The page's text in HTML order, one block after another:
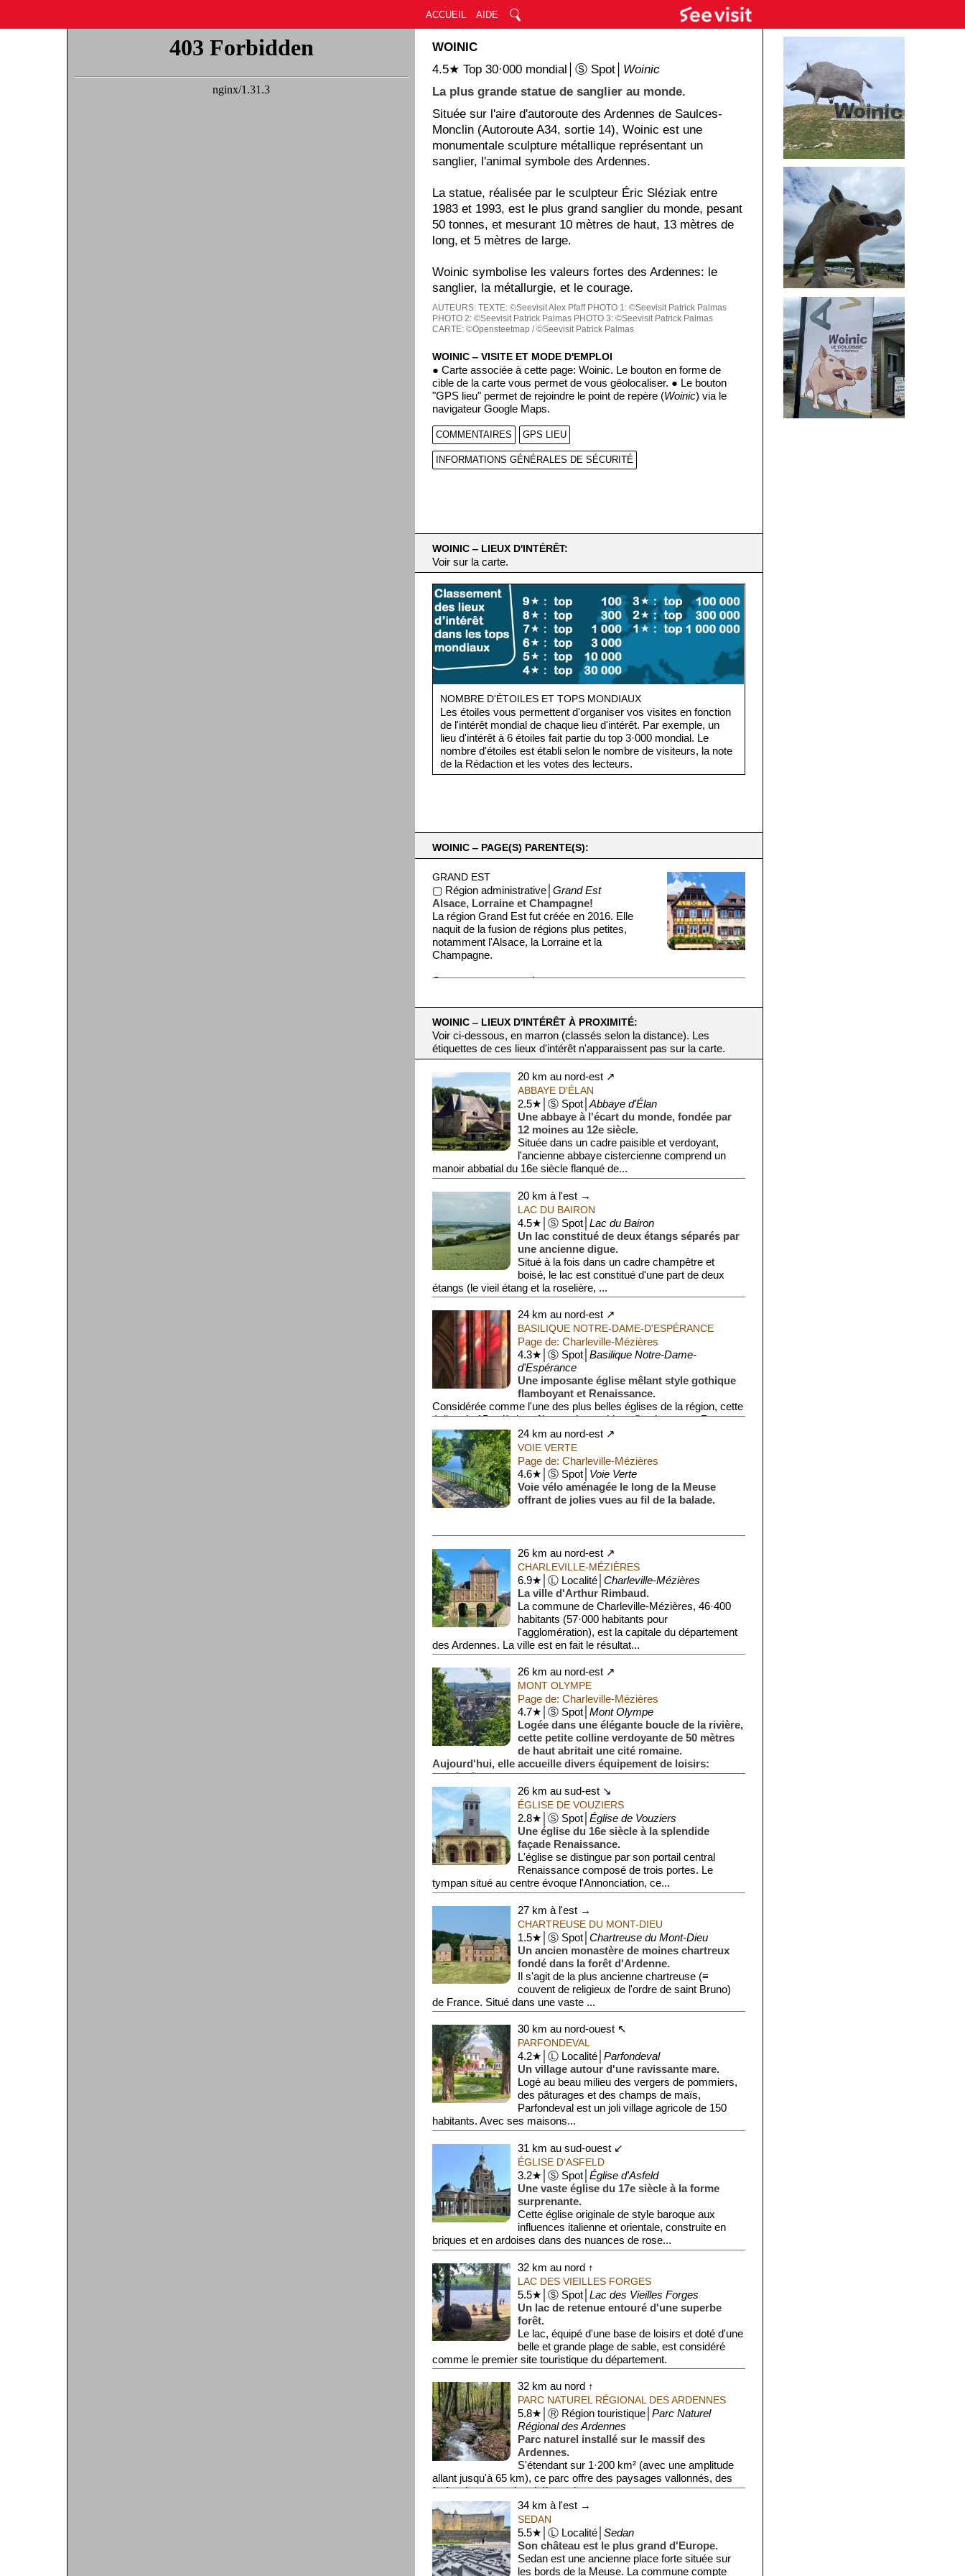
ACCUEIL AIDE
WOINIC
4.5★ Top 30·000 mondial│Ⓢ Spot│ Woinic
La plus grande statue de sanglier au monde.
Située sur l'aire d'autoroute des Ardennes de Saulces-
Monclin (Autoroute A34, sortie 14), Woinic est une
monumentale sculpture métallique représentant un
sanglier, l'animal symbole des Ardennes.
La statue, réalisée par le sculpteur Éric Sléziak entre
1983 et 1993, est le plus grand sanglier du monde, pesant
50 tonnes, et mesurant 10 mètres de haut, 13 mètres de
long, et 5 mètres de large.
Woinic symbolise les valeurs fortes des Ardennes: le
sanglier, la métallurgie, et le courage.
AUTEURS:TEXTE: ©Seevisit Alex Pfaff PHOTO 1: ©Seevisit Patrick Palmas
PHOTO 2: ©Seevisit Patrick Palmas PHOTO 3: ©Seevisit Patrick Palmas
CARTE: ©Opensteetmap / ©Seevisit Patrick Palmas
WOINIC ‒ VISITE ET MODE D'EMPLOI
● Carte associée à cette page: Woinic. Le bouton en forme de
cible de la carte vous permet de vous géolocaliser. ● Le bouton
"GPS lieu" permet de rejoindre le point de repère (Woinic) via le
navigateur Google Maps.
COMMENTAIRES GPS LIEU
INFORMATIONS GÉNÉRALES DE SÉCURITÉ
WOINIC ‒ LIEUX D'INTÉRÊT:
Voir sur la carte.
NOMBRE D'ÉTOILES ET TOPS MONDIAUX
Les étoiles vous permettent d'organiser vos visites en fonction
de l'intérêt mondial de chaque lieu d'intérêt. Par exemple, un
lieu d'intérêt à 6 étoiles fait partie du top 3·000 mondial. Le
nombre d'étoiles est établi selon le nombre de visiteurs, la note
de la Rédaction et les votes des lecteurs.
WOINIC ‒ PAGE(S) PARENTE(S):
GRAND EST
▢ Région administrative│Grand Est
Alsace, Lorraine et Champagne!
La région Grand Est fut créée en 2016. Elle
naquit de la fusion de régions plus petites,
notamment l'Alsace, la Lorraine et la
Champagne.
On ne peut comprendre ...
WOINIC ‒ LIEUX D'INTÉRÊT À PROXIMITÉ:
Voir ci-dessous, en marron (classés selon la distance). Les
étiquettes de ces lieux d'intérêt n'apparaissent pas sur la carte.
20 km au nord-est ↗
ABBAYE D'ÉLAN
2.5★│Ⓢ Spot│ Abbaye d'Élan
Une abbaye à l'écart du monde, fondée par
12 moines au 12e siècle.
Située dans un cadre paisible et verdoyant,
l'ancienne abbaye cistercienne comprend un
manoir abbatial du 16e siècle flanqué de...
20 km à l'est →
LAC DU BAIRON
4.5★│Ⓢ Spot│ Lac du Bairon
Un lac constitué de deux étangs séparés par
une ancienne digue.
Situé à la fois dans un cadre champêtre et
boisé, le lac est constitué d'une part de deux
étangs (le vieil étang et la roselière, ...
24 km au nord-est ↗
BASILIQUE NOTRE-DAME-D'ESPÉRANCE
Page de: Charleville-Mézières
4.3★│Ⓢ Spot│ Basilique Notre-Dame-
d'Espérance
Une imposante église mêlant style gothique
flamboyant et Renaissance.
Considérée comme l'une des plus belles églises de la région, cette
église du 15e siècle mêlant styles gothique flamboyant et R...
24 km au nord-est ↗
VOIE VERTE
Page de: Charleville-Mézières
4.6★│Ⓢ Spot│ Voie Verte
Voie vélo aménagée le long de la Meuse
offrant de jolies vues au fil de la balade.
26 km au nord-est ↗
CHARLEVILLE-MÉZIÈRES
6.9★│Ⓛ Localité│ Charleville-Mézières
La ville d'Arthur Rimbaud.
La commune de Charleville-Mézières, 46·400
habitants (57·000 habitants pour
l'agglomération), est la capitale du département
des Ardennes. La ville est en fait le résultat...
26 km au nord-est ↗
MONT OLYMPE
Page de: Charleville-Mézières
4.7★│Ⓢ Spot│ Mont Olympe
Logée dans une élégante boucle de la rivière,
cette petite colline verdoyante de 50 mètres
de haut abritait une cité romaine.
Aujourd'hui, elle accueille divers équipement de loisirs:
terrain de ca...
26 km au sud-est ↘
ÉGLISE DE VOUZIERS
2.8★│Ⓢ Spot│ Église de Vouziers
Une église du 16e siècle à la splendide
façade Renaissance.
L'église se distingue par son portail central
Renaissance composé de trois portes. Le
tympan situé au centre évoque l'Annonciation, ce...
27 km à l'est →
CHARTREUSE DU MONT-DIEU
1.5★│Ⓢ Spot│ Chartreuse du Mont-Dieu
Un ancien monastère de moines chartreux
fondé dans la forêt d'Ardenne.
Il s'agit de la plus ancienne chartreuse (≡
couvent de religieux de l'ordre de saint Bruno)
de France. Situé dans une vaste ...
30 km au nord-ouest ↖
PARFONDEVAL
4.2★│Ⓛ Localité│ Parfondeval
Un village autour d'une ravissante mare.
Logé au beau milieu des vergers de pommiers,
des pâturages et des champs de maïs,
Parfondeval est un joli village agricole de 150
habitants. Avec ses maisons...
31 km au sud-ouest ↙
ÉGLISE D'ASFELD
3.2★│Ⓢ Spot│ Église d'Asfeld
Une vaste église du 17e siècle à la forme
surprenante.
Cette église originale de style baroque aux
influences italienne et orientale, construite en
briques et en ardoises dans des nuances de rose...
32 km au nord ↑
LAC DES VIEILLES FORGES
5.5★│Ⓢ Spot│ Lac des Vieilles Forges
Un lac de retenue entouré d'une superbe
forêt.
Le lac, équipé d'une base de loisirs et doté d'une
belle et grande plage de sable, est considéré
comme le premier site touristique du département.
32 km au nord ↑
PARC NATUREL RÉGIONAL DES ARDENNES
5.8★│Ⓡ Région touristique│ Parc Naturel
Régional des Ardennes
Parc naturel installé sur le massif des
Ardennes.
S'étendant sur 1·200 km² (avec une amplitude
allant jusqu'à 65 km), ce parc offre des paysages vallonnés, des
forêts denses et des rivières sinueus...
34 km à l'est →
SEDAN
5.5★│Ⓛ Localité│ Sedan
Son château est le plus grand d'Europe.
Sedan est une ancienne place forte située sur
les bords de la Meuse. La commune compte